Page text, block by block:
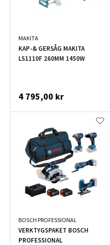
MAKITA
KAP-& GERSÅG MAKITA
LS1110F 260MM 1450W
4 795,00 kr
BOSCH PROFESSIONAL
VERKTYGSPAKET BOSCH
PROFESSIONAL